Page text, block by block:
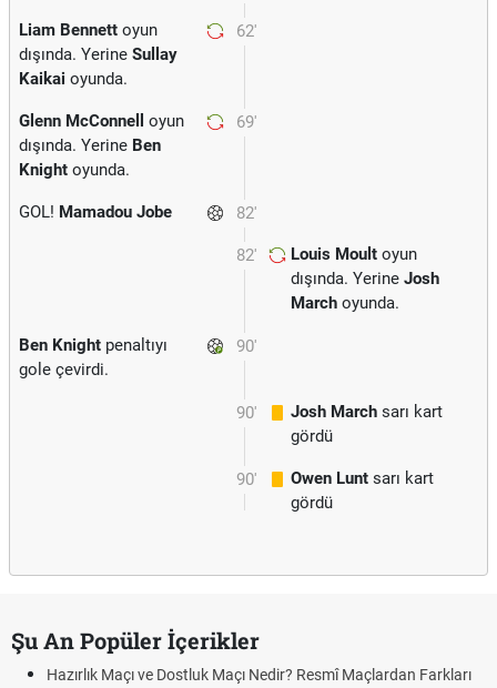
62'
Liam Bennett oyun
dışında. Yerine Sullay
Kaikai oyunda.
69'
Glenn McConnell
oyun
dışında. Yerine Ben
Knight oyunda.
82'
GOL! Mamadou Jobe
82' Louis Moult oyun
dışında. Yerine Josh
March oyunda.
90'
Ben Knight penaltıyı
gole çevirdi.
90' Josh March sarı kart
gördü
90' Owen Lunt sarı kart
gördü
Şu An Popüler İçerikler
Hazırlık Maçı ve Dostluk Maçı Nedir? Resmî Maçlardan Farkları